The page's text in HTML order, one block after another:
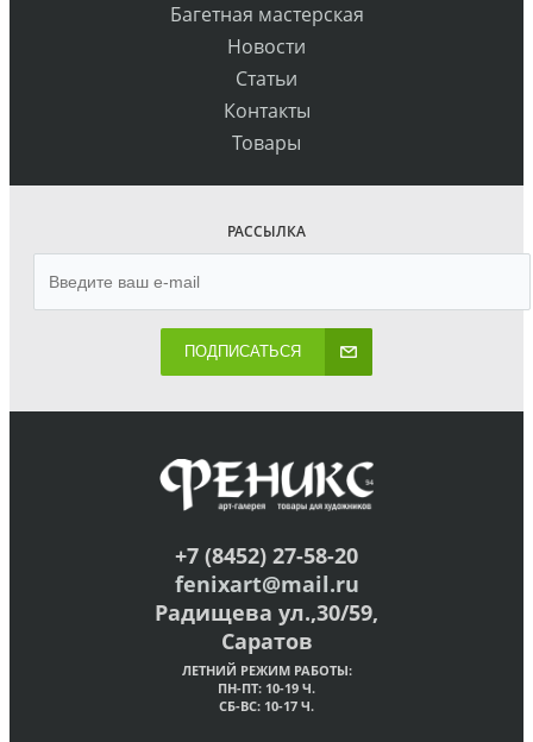
Багетная мастерская
Новости
Статьи
Контакты
Товары
РАССЫЛКА
ПОДПИСАТЬСЯ
+7 (8452) 27-58-20
fenixart@mail.ru
Радищева ул.,30/59,
Саратов
ЛЕТНИЙ РЕЖИМ РАБОТЫ:
ПН-ПТ: 10-19 Ч.
СБ-ВС: 10-17 Ч.